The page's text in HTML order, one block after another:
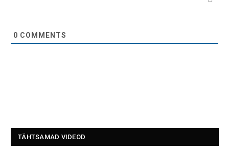
0 COMMENTS
TÄHTSAMAD VIDEOD